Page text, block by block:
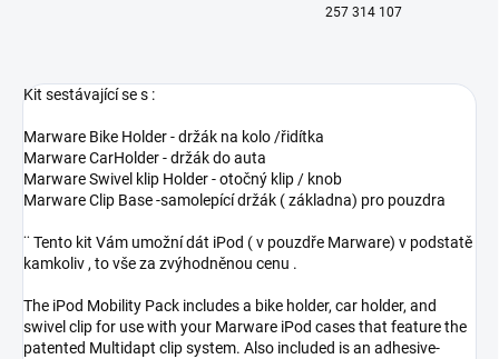
257 314 107
Kit sestávající se s :
Marware Bike Holder - držák na kolo /řidítka
Marware CarHolder - držák do auta
Marware Swivel klip Holder - otočný klip / knob
Marware Clip Base -samolepící držák ( základna) pro pouzdra
¨ Tento kit Vám umožní dát iPod ( v pouzdře Marware) v podstatě
kamkoliv , to vše za zvýhodněnou cenu .
The iPod Mobility Pack includes a bike holder, car holder, and
swivel clip for use with your Marware iPod cases that feature the
patented Multidapt clip system. Also included is an adhesive-